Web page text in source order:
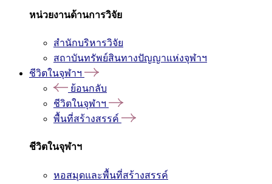
หน่วยงานด้านการวิจัย
สำนักบริหารวิจัย
สถาบันทรัพย์สินทางปัญญาแห่งจุฬาฯ
ชีวิตในจุฬาฯ
ย้อนกลับ
ชีวิตในจุฬาฯ
พื้นที่สร้างสรรค์
ชีวิตในจุฬาฯ
หอสมุดและพื้นที่สร้างสรรค์